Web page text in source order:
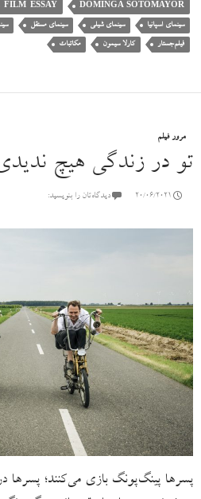
DOMINGA SOTOMAYOR
FILM-ESSAY
سینمای اسپانیا سینمای شیلی سینمای مستقل
فیلم‌جستار کارلا سیمون مکاتبات
مرور فیلم
تو در زندگی هیچ
20/06/2021 دیدگاه‌تان را بنویسید:
پسرها پینگ‌پونگ بازی می‌کنند؛ پسرها